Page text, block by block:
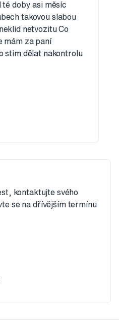
té doby asi měsíc
takovou slabou
netvozitu Co
mám za paní
stim dělat nakontrolu
kontaktujte svého
se na dřívějším termínu